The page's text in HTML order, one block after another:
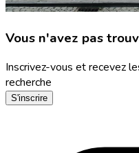
Vous n'avez pas
Inscrivez-vous et recevez
recherche
S'inscrire